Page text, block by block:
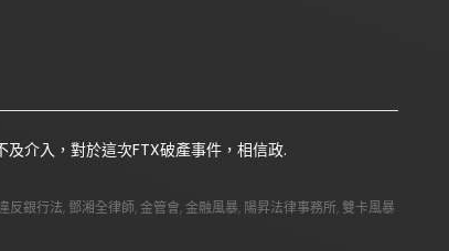
介入，對於這次FTX破產事件，相信政.
反銀行法, 鄧湘全律師,金管會,金融風暴, 陽昇法律事務所,雙卡風暴